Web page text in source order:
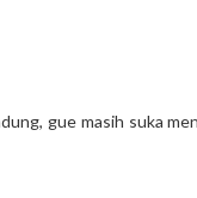
gue masih suka